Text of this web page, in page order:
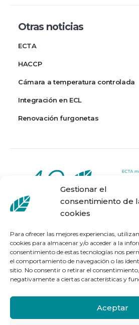
Gestionar el
consentimiento de
cookies
Para ofrecer las mejores experiencias,
cookies para almacenar y/o acceder a la
consentimiento de estas tecnologías nos
el comportamiento de navegación o las
sitio. No consentir o retirar el
negativamente a ciertas características y
Aceptar
Otras noticias
ECTA
HACCP
Cámara a temperatura controlada
Integración en ECL
Renovación furgonetas
Seguimiento del
Aviso Legal
Política de